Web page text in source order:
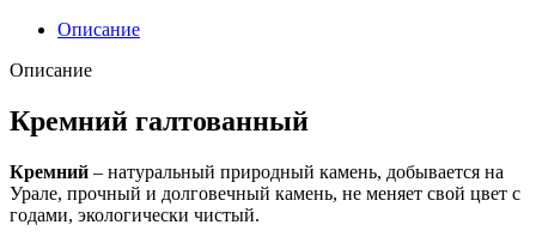
Описание
Описание
Кремний галтованный
Кремний – натуральный природный камень, добывается на
Урале, прочный и долговечный камень, не меняет свой цвет с
годами, экологически чистый.